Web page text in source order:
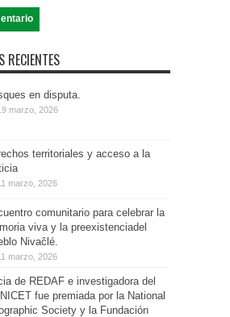
RECIENTES
en disputa.
marzo, 2026
territoriales y acceso a la
marzo, 2026
comunitario para celebrar la
viva y la preexistenciadel
Nivaĉlé.
marzo, 2026
de REDAF e investigadora del
fue premiada por la National
Society y la Fundación